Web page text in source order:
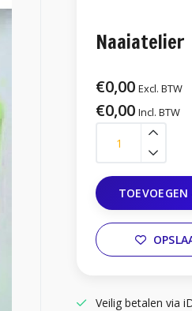
Naaiatelier
€0,00 Excl. BTW
€0,00 Incl. BTW
Veilig betalen via